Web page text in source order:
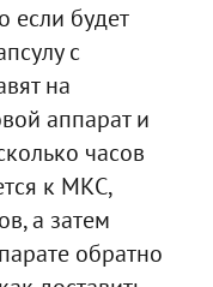
если будет
с
на
аппарат и
часов
к МКС,
а затем
обратно